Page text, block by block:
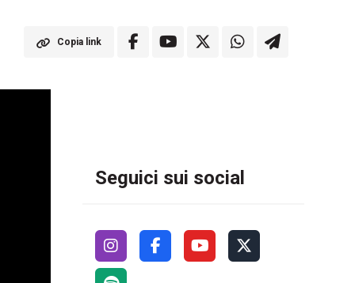
Copia link
Seguici sui social